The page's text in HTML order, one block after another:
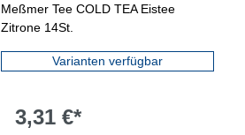
Meßmer Tee COLD TEA Eistee
Zitrone 14St.
Varianten verfügbar
3,31 €*